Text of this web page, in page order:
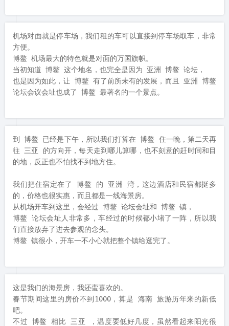
机场对面就是停车场，我们租的车可以直接到停车场取车，非常
方便。
博鳌 机场最大的特色就是对面的万国旗帜。
当初知道 博鳌 这个地名，也完全是因为 亚洲 博鳌 论坛，
也是因为如此，让 博鳌 有了前所未有的发展，而且 亚洲 博鳌
论坛会议会址也成了 博鳌 最著名的一个景点。
到 博鳌 已经是下午，所以我们打算在 博鳌 住一晚，第二天再
往 三亚 的方向开，每天走到哪儿算哪，也不刻意的赶时间和目
的地，反正也不怕找不到地方住。
我们把住宿定在了 博鳌 的 亚洲 湾，这边酒店和民宿都挺多
的，价格也很实惠，而且都是一线海景房。
从机场开车到这里，会经过 博鳌 论坛会址和 博鳌 镇，
博鳌 论坛会址人非常多，车经过的时候都小堵了一阵，所以我
们直接放弃了进去参观的念头。
博鳌 镇很小，开车一不小心就把整个镇给逛完了。
这是我们的海景房，我还蛮喜欢的。
春节期间这里的房价不到1000，算是 海南 旅游历年来的新低
吧。
不过 博鳌 相比 三亚 ，温度要低好几度，虽然看起来阳光很